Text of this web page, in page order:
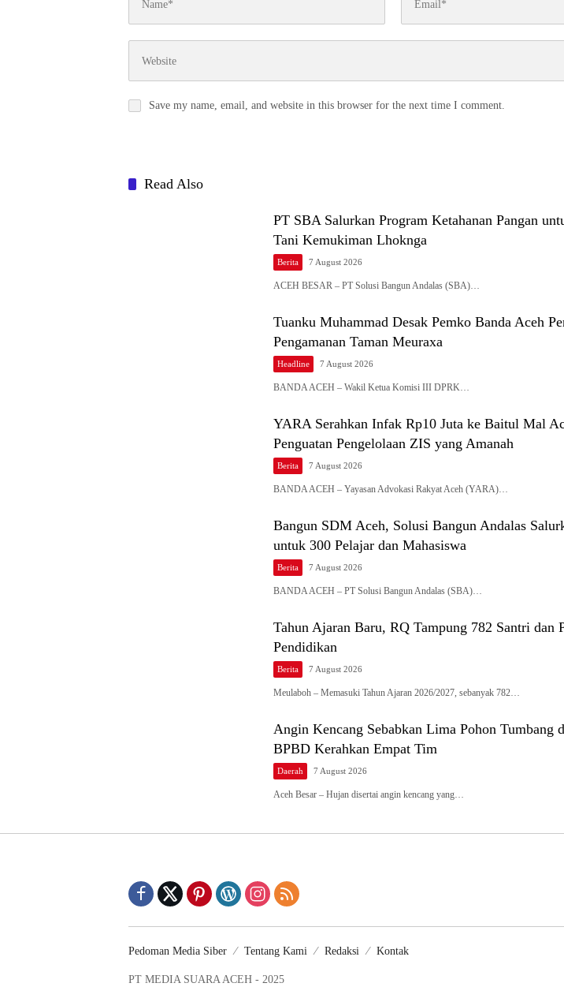
Save my name, email, and website in this browser for the next time I comment.
Read Also
PT SBA Salurkan Program Ketahanan Pangan
Tani Kemukiman Lhoknga
Berita 7 August 2026
ACEH BESAR – PT Solusi Bangun Andalas (SBA)…
Tuanku Muhammad Desak Pemko Banda Aceh
Pengamanan Taman Meuraxa
Headline 7 August 2026
BANDA ACEH – Wakil Ketua Komisi III DPRK…
YARA Serahkan Infak Rp10 Juta ke Baitul Mal
Penguatan Pengelolaan ZIS yang Amanah
Berita 7 August 2026
BANDA ACEH – Yayasan Advokasi Rakyat Aceh (YARA)…
Bangun SDM Aceh, Solusi Bangun Andalas
untuk 300 Pelajar dan Mahasiswa
Berita 7 August 2026
BANDA ACEH – PT Solusi Bangun Andalas (SBA)…
Tahun Ajaran Baru, RQ Tampung 782 Santri dan
Pendidikan
Berita 7 August 2026
Meulaboh – Memasuki Tahun Ajaran 2026/2027, sebanyak 782…
Angin Kencang Sebabkan Lima Pohon Tumbang
BPBD Kerahkan Empat Tim
Daerah 7 August 2026
Aceh Besar – Hujan disertai angin kencang yang…
Pedoman Media Siber Tentang Kami Redaksi Kontak
PT MEDIA SUARA ACEH - 2025